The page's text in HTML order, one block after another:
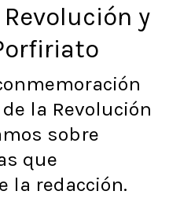
y
la Revolución
sobre
que
la redacción.